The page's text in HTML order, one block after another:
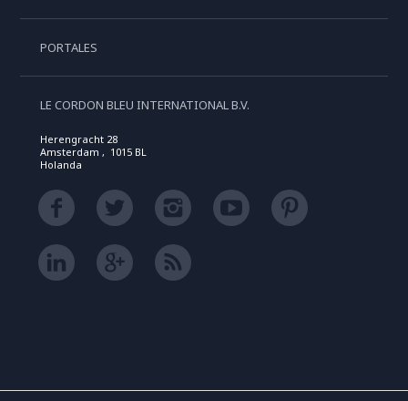
PORTALES
LE CORDON BLEU INTERNATIONAL B.V.
Herengracht 28
Amsterdam , 1015 BL
Holanda